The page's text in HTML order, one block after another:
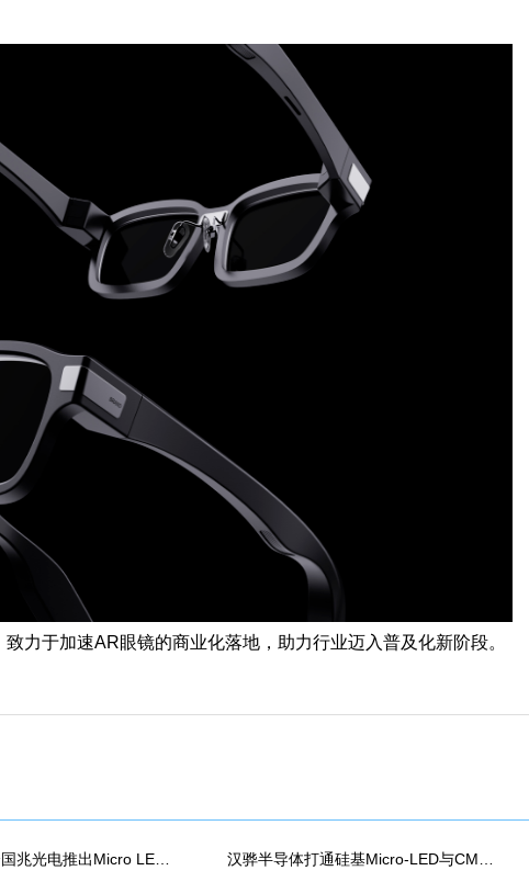
力于加速AR眼镜的商业化落地，助力行业迈入普及化新阶段。